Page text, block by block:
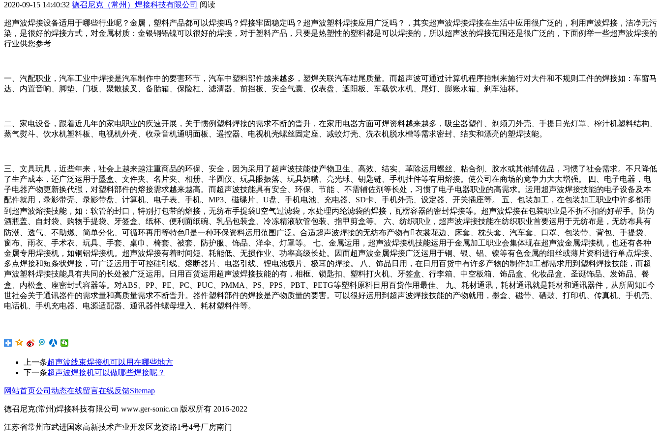
2020-09-15 14:40:32 德召尼克（常州）焊接科技有限公司 阅读
超声波焊接设备适用于哪些行业呢？金属，塑料产品都可以焊接吗？焊接牢固稳定吗？超声波塑料焊接应用广泛吗？，其实超声波焊接焊接在生活中应用很广泛的，利用声波焊接，洁净无污
染，是很好的焊接方式，对金属材质：金银铜铝镍可以很好的焊接，对于塑料产品，只要是热塑性的塑料都是可以焊接的，所以超声波的焊接范围还是很广泛的，下面例举一些超声波焊接的
行业供您参考
一、汽配职业，汽车工业中焊接是汽车制作中的要害环节，汽车中塑料部件越来越多，塑焊关联汽车结尾质量。而超声波可通过计算机程序控制来施行对大件和不规则工件的焊接如：车窗马
达、内置音响、脚垫、门板、聚散拔叉、备胎箱、保险杠、滤清器、前挡板、安全气囊、仪表盘、遮阳板、车载饮水机、尾灯、膨账水箱、刹车油杯。
二、家电设备，跟着近几年的家电职业的疾速开展，关于惯例塑料焊接的需求不断的晋升，在家用电器方面可焊资料越来越多，吸尘器塑件、剃须刀外壳、手提日光灯罩、榨汁机塑料结构、
蒸气熨斗、饮水机塑料板、电视机外壳、收录音机通明面板、遥控器、电视机壳螺丝固定座、减蚊灯壳、洗衣机脱水槽等需求密封、结实和漂亮的塑焊技能。
三、文具玩具，近些年来，社会上越来越注重商品的环保、安全，因为采用了超声波技能使产物卫生、高效、结实、革除运用螺丝、粘合剂、胶水或其他辅佐品，习惯了社会需求。不只降低
了生产成本，还广泛运用于墨盒、文件夹、名片夹、相册、半圆仪、玩具眼振落、玩具奶嘴、亮光球、钥匙链、手机挂件等有用熔接。使公司在商场的竟争力大大增强。 四、电子电器，电
子电器产物更新换代强，对塑料部件的熔接需求越来越高。而超声波技能具有安全、环保、节能 、不需辅佐剂等长处，习惯了电子电器职业的高需求。运用超声波焊接技能的电子设备及本
配件就用，录影带壳、录影带盘、计算机、电子表、手机、MP3、磁碟片、U盘、手机电池、充电器、SD卡、手机外壳、设定器、开关插座等。 五、包装加工，在包装加工职业中许多都用
到超声波熔接技能，如：软管的封口，特别打包带的熔接，无纺布手提袋空气过滤袋，水处理丙纶滤袋的焊接，瓦楞容器的密封焊接等。超声波焊接在包装职业是不折不扣的好帮手。防伪
酒瓶盖、自封袋、购物手提袋、牙签盒、纸杯、便利面纸碗、乳品包装盒、冷冻精液软管包装、指甲剪盒等。 六、纺织职业，超声波焊接技能在纺织职业首要运用于无纺布是，无纺布具有
防潮、透气、不助燃、简单分化、可循环再用等特色是一种环保资料运用范围广泛。合适超声波焊接的无纺布产物有衣裳花边、床套、枕头套、汽车套、口罩、包装带、背包、手提袋、
窗布、雨衣、手术衣、玩具、手套、桌巾、椅套、被套、防护服、饰品、洋伞、灯罩等。 七、金属运用，超声波焊接机技能运用于金属加工职业会集体现在超声波金属焊接机，也还有各种
金属专用焊接机，如铜铝焊接机。超声波焊接有着时间短、耗能低、无损作业、功率高级长处。因而超声波金属焊接广泛运用于铜、银、铝、镍等有色金属的细丝或薄片资料进行单点焊接、
多点焊接和短条状焊接，可广泛运用于可控硅引线、熔断器片、电器引线、锂电池极片、极耳的焊接。 八、饰品日用，在日用百货中有许多产物的制作加工都需求用到塑料焊接技能，而超
声波塑料焊接技能具有共同的长处被广泛运用。日用百货运用超声波焊接技能的有，相框、锁匙扣、塑料打火机、牙签盒、行李箱、中空板箱、饰品盒、化妆品盒、圣诞饰品、发饰品、餐
盒、内松盒、座密封式容器等。对ABS、PP、PE、PC、PUC、PMMA、PS、PPS、PBT、PETG等塑料原料日用百货作用最佳。 九、耗材通讯，耗材通讯就是耗材和通讯器件，从所周知今
世社会关于通讯器件的需求量和高质量需求不断晋升。器件塑料部件的焊接是产物质量的要害。可以很好运用到超声波焊接技能的产物就用，墨盒、磁带、硒鼓、打印机、传真机、手机壳、
电话机、手机充电器、电源适配器、通讯器件螺母埋入、耗材塑料件等。
上一条超声波线束焊接机可以用在哪些地方
下一条超声波焊接机可以做哪些焊接呢？
网站首页公司动态在线留言在线反馈Sitemap
德召尼克(常州)焊接科技有限公司 www.ger-sonic.cn 版权所有 2016-2022
江苏省常州市武进国家高新技术产业开发区龙资路1号4号厂房南门